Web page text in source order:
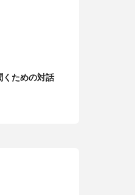
くための対話